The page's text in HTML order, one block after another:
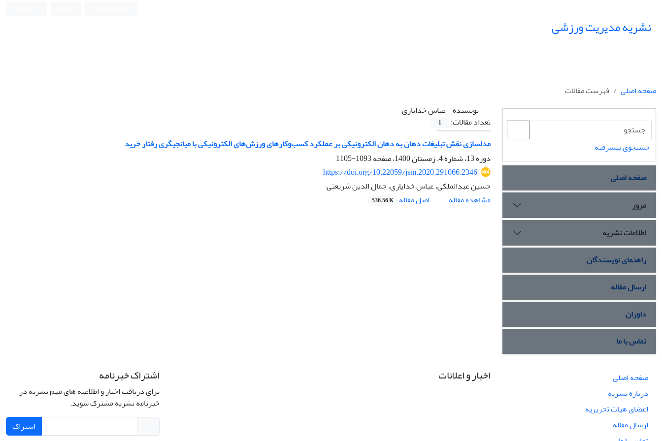
نشریه مدیریت ورزشی
صفحه اصلی
فهرست مقالات
نویسنده =عباس خدایاری
تعداد مقالات:
1
مدلسازی نقش تبلیغات دهان به دهان الکترونیکی بر عملکرد کسب‌وکارهای ورزش‌های الکترونیکی با میانجیگری رفتار خرید
دوره 13، شماره 4، زمستان 1400، صفحه
1093-1105
https://doi.org/10.22059/jsm.2020.291066.2346
حسین عبدالملکی، عباس خدایاری، جمال الدین شریعتی
مشاهده مقاله
اصل مقاله 536.56 K
جستجوی پیشرفته
صفحه اصلی
مرور
اطلاعات نشریه
راهنمای نویسندگان
ارسال مقاله
داوران
تماس با ما
صفحه اصلی
درباره نشریه
اعضای هیات تحریریه
ارسال مقاله
اخبار و اعلانات اشتراک خبرنامه
برای دریافت اخبار و اطلاعیه های مهم نشریه در
خبرنامه نشریه مشترک شوید.
اشتراک